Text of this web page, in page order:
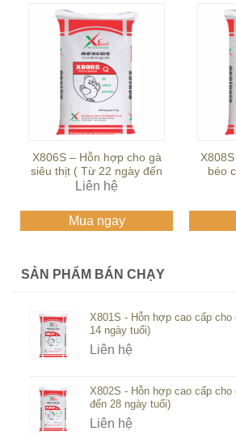
X806S – Hỗn hợp cho gà
siêu thịt ( Từ 22 ngày đến
42 ngày tuổi)
Liên hệ
Mua ngay
béo
SẢN PHẨM BÁN CHẠY
X801S - Hỗn hợp cao cấp
14 ngày tuổi)
Liên hệ
X802S - Hỗn hợp cao cấp cho
đến 28 ngày tuổi)
Liên hệ